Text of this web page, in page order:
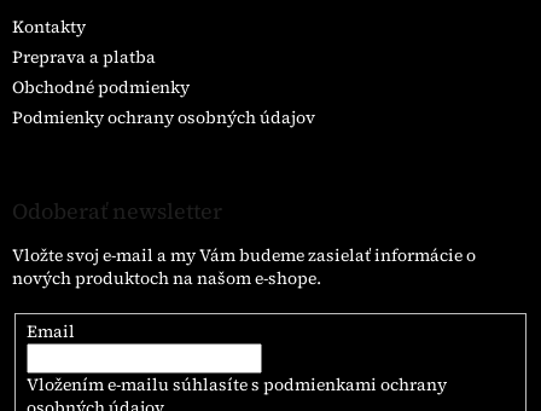
Kontakty
Preprava a platba
Obchodné podmienky
Podmienky ochrany osobných údajov
Odoberať newsletter
Vložte svoj e-mail a my Vám budeme zasielať informácie o
nových produktoch na našom e-shope.
Email
Vložením e-mailu súhlasíte s podmienkami ochrany